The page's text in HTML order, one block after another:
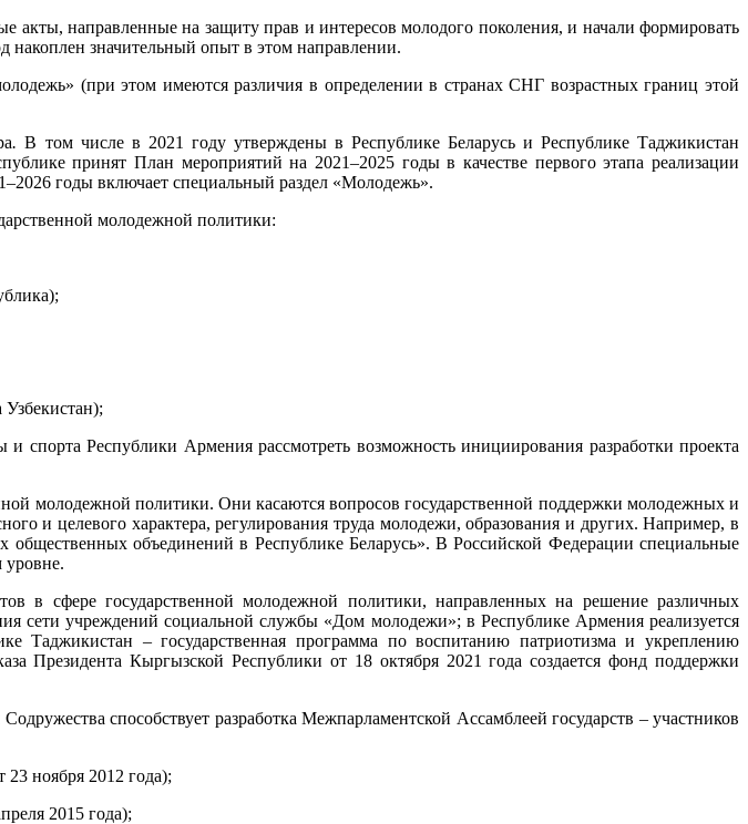
направленные на защиту прав и интересов молодого поколения, и начали формировать
значительный опыт в этом направлении.
(при этом имеются различия в определении в странах СНГ возрастных границ этой
.В том числе в 2021 году утверждены в Республике Беларусь и Республике Таджикистан
принят План мероприятий на 2021–2025 годы в качестве первого этапа реализации
годы включает специальный раздел «Молодежь».
молодежной политики:
спорта Республики Армения рассмотреть возможность инициирования разработки проекта
молодежной политики. Они касаются вопросов государственной поддержки молодежных и
и целевого характера, регулирования труда молодежи, образования и других. Например, в
общественных объединений в Республике Беларусь». В Российской Федерации специальные
уровне.
в сфере государственной молодежной политики, направленных на решение различных
сети учреждений социальной службы «Дом молодежи»; в Республике Армения реализуется
Таджикистан – государственная программа по воспитанию патриотизма и укреплению
Президента Кыргызской Республики от 18 октября 2021 года создается фонд поддержки
способствует разработка Межпарламентской Ассамблеей государств – участников
ноября 2012 года);
2015 года);